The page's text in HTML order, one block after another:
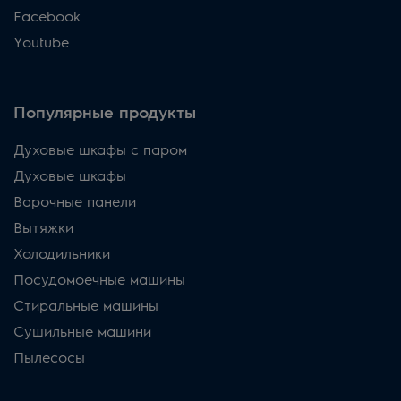
Facebook
Youtube
Популярные продукты
Духовые шкафы с паром
Духовые шкафы
Варочные панели
Вытяжки
Холодильники
Посудомоечные машины
Стиральные машины
Сушильные машини
Пылесосы